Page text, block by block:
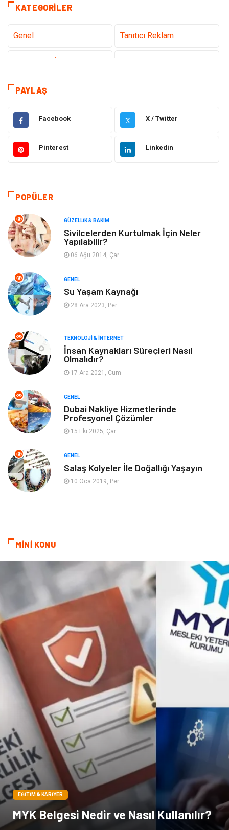
KATEGORILER
Genel Tanıtıcı Reklam
Eğitim & Kariyer
Gündem Hukuk
Moda Sağlıklı Yaşam
Bilgisayar & Yazılım
Makine
Giyim
Yeme & İçme
Keyif & Hobi Organizasyon
Gayrimenkul Spor
Finans& Ekonomi Anne & Çocuk
Genel Kültür
Ev İşleri
Mobilya
Astroloji
Yazı Tahtaları
Pet Malzemeleri
PAYLAŞ
Facebook X X / Twitter
Pinterest Linkedin
POPÜLER
GÜZELLIK & BAKIM
Sivilcelerden Kurtulmak İçin Neler
Yapılabilir?
06 Ağu 2014, Çar
GENEL
Su Yaşam Kaynağı
28 Ara 2023, Per
TEKNOLOJI & İNTERNET
İnsan Kaynakları Süreçleri Nasıl
Olmalıdır?
17 Ara 2021, Cum
GENEL
Dubai Nakliye Hizmetlerinde
Profesyonel Çözümler
15 Eki 2025, Çar
GENEL
Salaş Kolyeler İle Doğallığı Yaşayın
10 Oca 2019, Per
MİNİ KONU
EĞITIM & KARIYER
MYK Belgesi Nedir ve Nasıl Kullanılır?